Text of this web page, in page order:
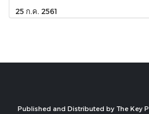
25 ก.ค. 2561
Published and Distributed by The Key